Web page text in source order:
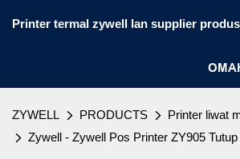
Printer termal zywell lan supplier
ZYWELL PRODUCTS Printer liwat
Zywell - Zywell Pos Printer ZY905